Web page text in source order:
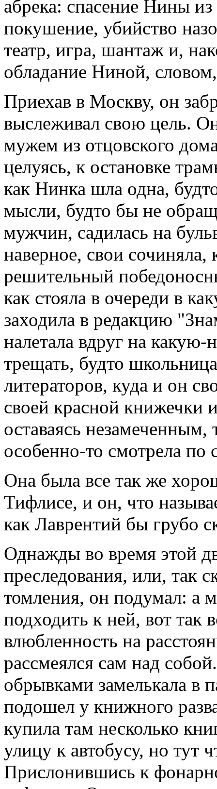
абрека: спасение Нины
покушение, убийство
театр, игра, шантаж и,
обладание Ниной,
Приехав в Москву, он
выслеживал свою цель.
мужем из отцовского
целуясь, к остановке
как Нинка шла одна,
мысли, будто бы не
мужчин, садилась на
наверное, свои сочиняла,
решительный
как стояла в очереди в
заходила в редакцию
налетала вдруг на
трещать, будто
литераторов, куда и он
своей красной книжечки
оставаясь незамеченным,
особенно-то смотрела по
Она была все так же
Тифлисе, и он, что
как Лаврентий бы грубо
Однажды во время этой
преследования, или, так
томления, он подумал: а
подходить к ней, вот так
влюбленность на
рассмеялся сам над
обрывками замелькала в
подошел у книжного
купила там несколько
улицу к автобусу, но тут
Прислонившись к